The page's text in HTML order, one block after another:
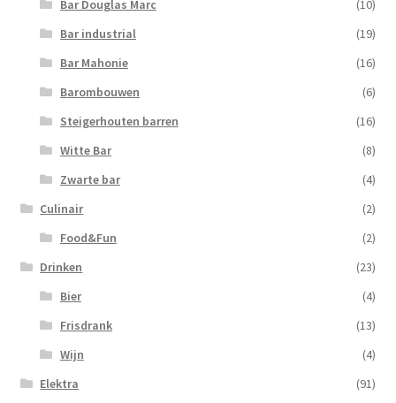
Bar Douglas Marc
(10)
Bar industrial
(19)
Bar Mahonie
(16)
Barombouwen
(6)
Steigerhouten barren
(16)
Witte Bar
(8)
Zwarte bar
(4)
Culinair
(2)
Food&Fun
(2)
Drinken
(23)
Bier
(4)
Frisdrank
(13)
Wijn
(4)
Elektra
(91)